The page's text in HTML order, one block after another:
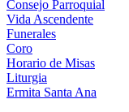
Consejo Parroquial
Vida Ascendente
Funerales
Coro
Horario de Misas
Liturgia
Ermita Santa Ana